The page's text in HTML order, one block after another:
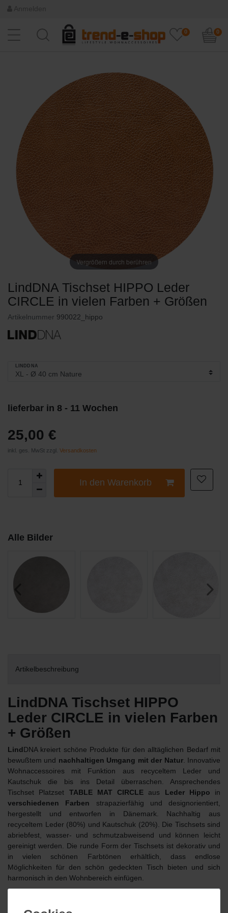
0 0
Vergrößern durch berühren
LindDNA Tischset HIPPO Leder
CIRCLE in vielen Farben + Größen
Artikelnummer 990022_hippo
LINDDNA
lieferbar in 8 - 11 Wochen
25,00 €
inkl. ges. MwSt zzgl. Versandkosten
In den Warenkorb
Alle Bilder
Artikelbeschreibung
LindDNA Tischset HIPPO
Leder CIRCLE in vielen Farben
+ Größen
LindDNA kreiert schöne Produkte für den alltäglichen Bedarf mit
bewußtem und nachhaltigen Umgang mit der Natur. Innovative
Wohnaccessoires mit Funktion aus recyceltem Leder und
Kautschuk die bis ins Detail überraschen. Ansprechendes
Tischset Platzset TABLE MAT CIRCLE aus Leder Hippo in
verschiedenen Farben strapazierfähig und designorientiert,
hergestellt und entworfen in Dänemark. Nachhaltig aus
recyceltem Leder (80%) und Kautschuk (20%). Die Tischsets sind
abriebfest, wasser- und schmutzabweisend und können leicht
gereinigt werden. Die runde Form der Tischsets ist dekorativ und
in vielen schönen Farbtönen erhältlich, dass endlose
Möglichkeiten für den schön gedeckten Tisch bieten und sich
harmonisch in den Wohnbereich einfügen.